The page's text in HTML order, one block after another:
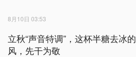
8月10日 03:53
立秋“声音特调”，这杯半糖去冰的
风，先干为敬